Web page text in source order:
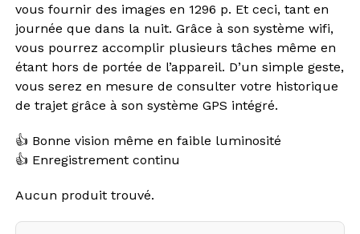
vous fournir des images en 1296 p. Et ceci, tant en
journée que dans la nuit. Grâce à son système wifi,
vous pourrez accomplir plusieurs tâches même en
étant hors de portée de l’appareil. D’un simple geste,
vous serez en mesure de consulter votre historique
de trajet grâce à son système GPS intégré.
👍 Bonne vision même en faible luminosité
👍 Enregistrement continu
Aucun produit trouvé.